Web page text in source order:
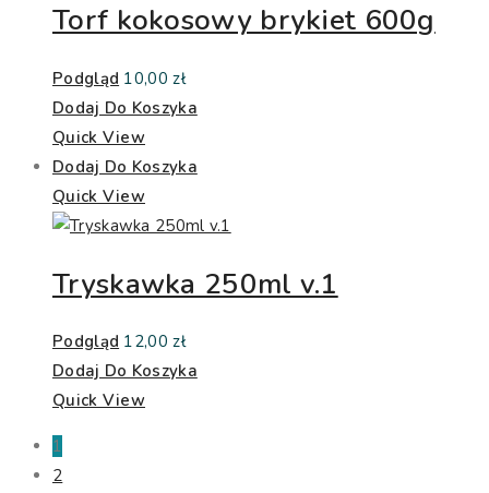
Torf kokosowy brykiet 600g
Podgląd 10,00zł
Dodaj Do Koszyka
Quick View
Dodaj Do Koszyka
Quick View
Tryskawka 250ml v.1
Podgląd 12,00zł
Dodaj Do Koszyka
Quick View
1
2